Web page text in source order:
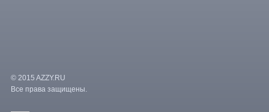
© 2015 AZZY.RU
Все права защищены.